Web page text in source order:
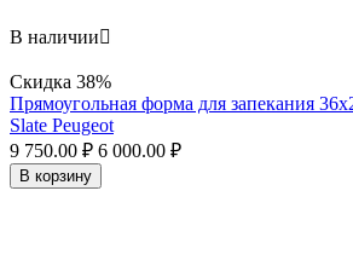
В наличии
Скидка 38%
Прямоугольная форма для запекания
Slate Peugeot
9 750.00 ₽ 6 000.00 ₽
В корзину